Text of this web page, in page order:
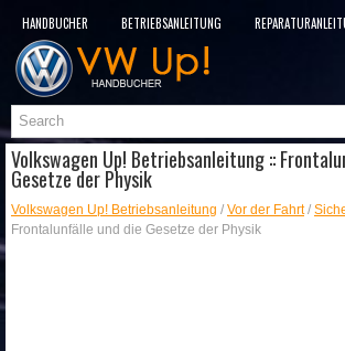
HANDBÜCHER BETRIEBSANLEITUNG
SITEMAP
Volkswagen Up! Betriebsanleitung ::
Gesetze der Physik
Volkswagen Up! Betriebsanleitung / Vor der Fahrt/
Frontalunfälle und die Gesetze der Physik